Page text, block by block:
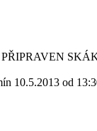
10.5.2013 od